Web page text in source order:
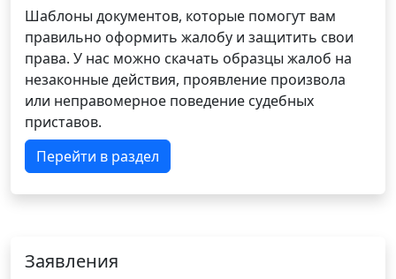
Шаблоны документов, которые помогут вам
правильно оформить жалобу и защитить свои
права. У нас можно скачать образцы жалоб на
незаконные действия, проявление произвола
или неправомерное поведение судебных
приставов.
Перейти в раздел
Заявления